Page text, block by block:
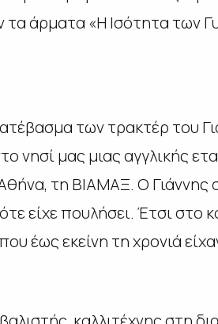
άρματα «Η Ισότητα των
των τρακτέρ του
μας μιας αγγλικής
τη ΒΙΑΜΑΞ. Ο Γιάννης
είχε πουλήσει. Έτσι στο
έως εκείνη τη χρονιά